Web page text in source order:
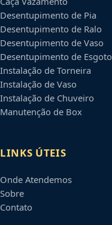
Desentupimento de Pia
Desentupimento de Ralo
Desentupimento de Vaso
Desentupimento de Esgoto
Instalação de Torneira
Instalação de Vaso
Instalação de Chuveiro
Manutenção de Box
LINKS ÚTEIS
Onde Atendemos
Sobre
Contato